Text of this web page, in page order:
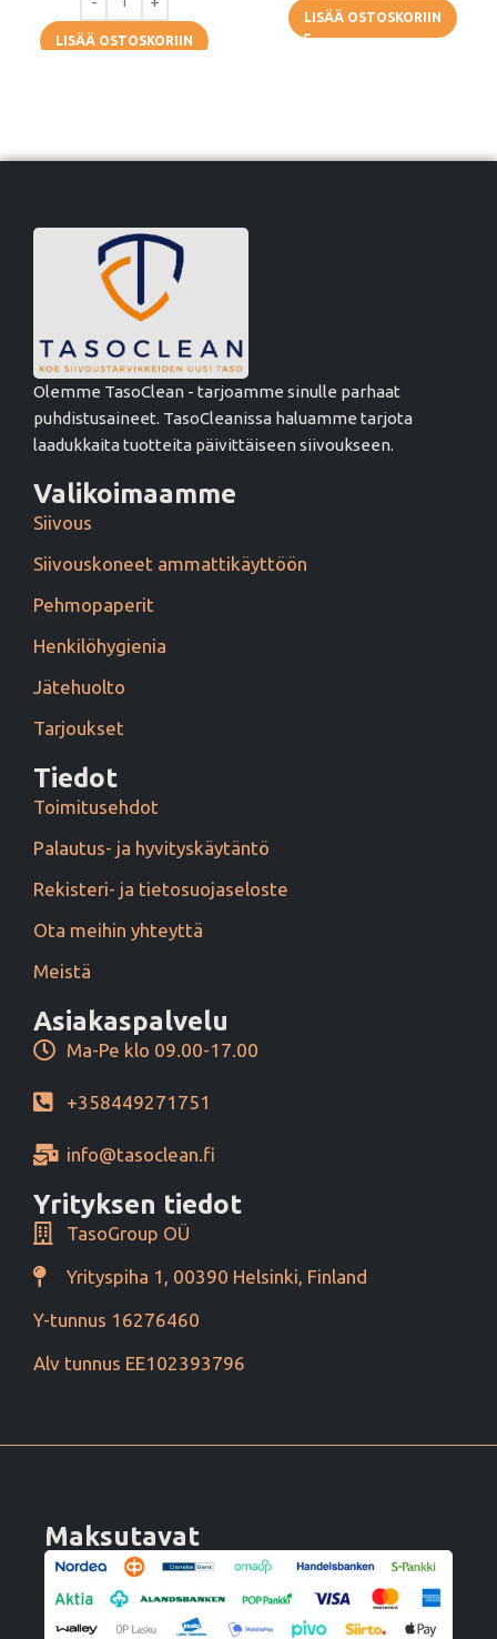
LISÄÄ OSTOSKORIIN
LISÄÄ OSTOSKORIIN
Olemme TasoClean - tarjoamme sinulle parhaat
puhdistusaineet. TasoCleanissa haluamme tarjota
laadukkaita tuotteita päivittäiseen siivoukseen.
Valikoimaamme
Siivous
Siivouskoneet ammattikäyttöön
Pehmopaperit
Henkilöhygienia
Jätehuolto
Tarjoukset
Tiedot
Toimitusehdot
Palautus- ja hyvityskäytäntö
Rekisteri- ja tietosuojaseloste
Ota meihin yhteyttä
Meistä
Asiakaspalvelu
Ma-Pe klo 09.00-17.00
+358449271751
info@tasoclean.fi
Yrityksen tiedot
TasoGroup OÜ
Yrityspiha 1, 00390 Helsinki, Finland
Y-tunnus 16276460
Alv tunnus EE102393796
Maksutavat